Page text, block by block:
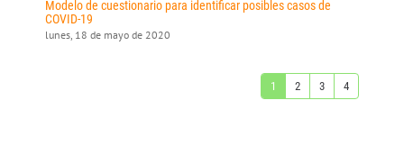
Modelo de cuestionario para identificar posibles casos de
COVID-19
lunes, 18 de mayo de 2020
1 2 3 4